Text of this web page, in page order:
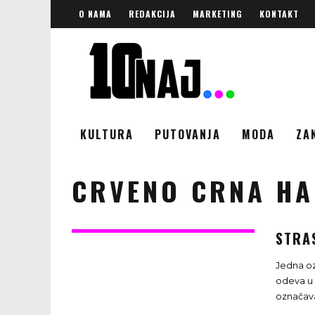
O NAMA REDAKCIJA MARKETING KONTAKT
KULTURA PUTOVANJA MODA
CRVENO CRNA
Jedna
odeva u